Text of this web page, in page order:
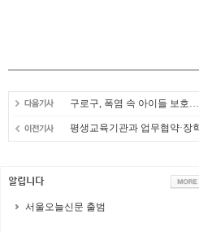
구로구, 폭염 속 아이들 보호
평생교육기관과 업무협약·장
서울오늘신문 출범